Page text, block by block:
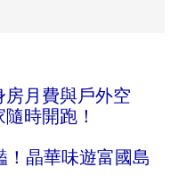
月費與戶外空
時開跑！
！晶華味遊富國島